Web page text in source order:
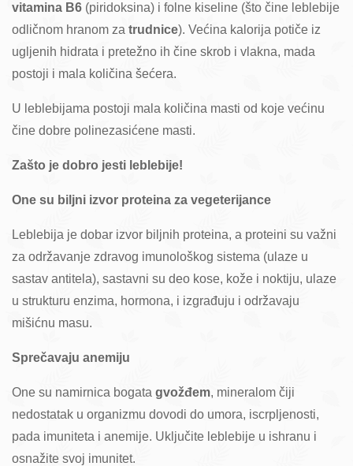
vitamina B6 (piridoksina) i folne kiseline (što čine leblebije
odličnom hranom za trudnice). Većina kalorija potiče iz
ugljenih hidrata i pretežno ih čine skrob i vlakna, mada
postoji i mala količina šećera.
U leblebijama postoji mala količina masti od koje većinu
čine dobre polinezasićene masti.
Zašto je dobro jesti leblebije!
One su biljni izvor proteina za vegeterijance
Leblebija je dobar izvor biljnih proteina, a proteini su važni
za održavanje zdravog imunološkog sistema (ulaze u
sastav antitela), sastavni su deo kose, kože i noktiju, ulaze
u strukturu enzima, hormona, i izgrađuju i održavaju
mišićnu masu.
Sprečavaju anemiju
One su namirnica bogata gvožđem, mineralom čiji
nedostatak u organizmu dovodi do umora, iscrpljenosti,
pada imuniteta i anemije. Uključite leblebije u ishranu i
osnažite svoj imunitet.